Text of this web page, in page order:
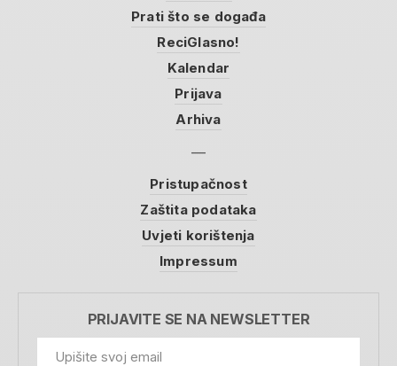
Prati što se događa
ReciGlasno!
Kalendar
Prijava
Arhiva
Pristupačnost
Zaštita podataka
Uvjeti korištenja
Impressum
PRIJAVITE SE NA NEWSLETTER